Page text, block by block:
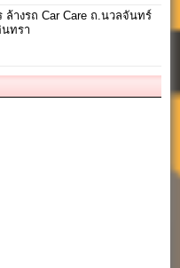
างรถ Car Care ถ.นวลจันทร์
นทรา